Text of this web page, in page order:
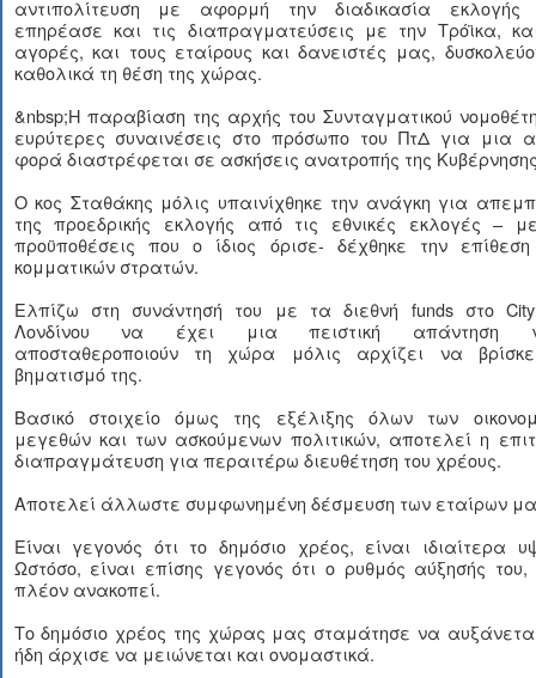
αντιπολίτευση με αφορμή την διαδικασία εκλογής
επηρέασε και τις διαπραγματεύσεις με την Τρόϊκα,
αγορές, και τους εταίρους και δανειστές μας,
καθολικά τη θέση της χώρας.
&nbsp;Η παραβίαση της αρχής του Συνταγματικού
ευρύτερες συναινέσεις στο πρόσωπο του ΠτΔ για μια
φορά διαστρέφεται σε ασκήσεις ανατροπής της
Ο κος Σταθάκης μόλις υπαινίχθηκε την ανάγκη για
της προεδρικής εκλογής από τις εθνικές εκλογές –
προϋποθέσεις που ο ίδιος όρισε- δέχθηκε την
κομματικών στρατών.
Ελπίζω στη συνάντησή του με τα διεθνή funds στο
Λονδίνου να έχει μια πειστική απάντηση
αποσταθεροποιούν τη χώρα μόλις αρχίζει να
βηματισμό της.
Βασικό στοιχείο όμως της εξέλιξης όλων των
μεγεθών και των ασκούμενων πολιτικών, αποτελεί η
διαπραγμάτευση για περαιτέρω διευθέτηση του χρέους.
Αποτελεί άλλωστε συμφωνημένη δέσμευση των εταίρων
Είναι γεγονός ότι το δημόσιο χρέος, είναι ιδιαίτερα
Ωστόσο, είναι επίσης γεγονός ότι ο ρυθμός αύξησής του,
πλέον ανακοπεί.
Το δημόσιο χρέος της χώρας μας σταμάτησε να
ήδη άρχισε να μειώνεται και ονομαστικά.